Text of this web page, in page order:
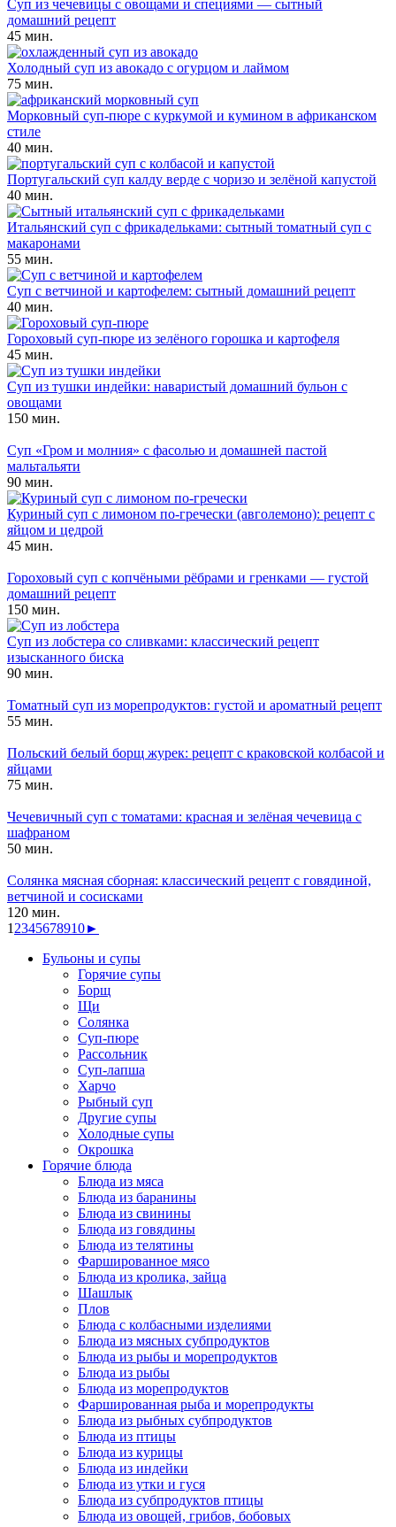
Суп из чечевицы с овощами и специями — сытный
домашний рецепт
45 мин.
Холодный суп из авокадо с огурцом и лаймом
75 мин.
Морковный суп-пюре с куркумой и кумином в африканском
стиле
40 мин.
Португальский суп калду верде с чоризо и зелёной капустой
40 мин.
Итальянский суп с фрикадельками: сытный томатный суп с
макаронами
55 мин.
Суп с ветчиной и картофелем: сытный домашний рецепт
40 мин.
Гороховый суп-пюре из зелёного горошка и картофеля
45 мин.
Суп из тушки индейки: наваристый домашний бульон с
овощами
150 мин.
Суп «Гром и молния» с фасолью и домашней пастой
мальтальяти
90 мин.
Куриный суп с лимоном по-гречески (авголемоно): рецепт с
яйцом и цедрой
45 мин.
Гороховый суп с копчёными рёбрами и гренками — густой
домашний рецепт
150 мин.
Суп из лобстера со сливками: классический рецепт
изысканного биска
90 мин.
Томатный суп из морепродуктов: густой и ароматный рецепт
55 мин.
Польский белый борщ журек: рецепт с краковской колбасой и
яйцами
75 мин.
Чечевичный суп с томатами: красная и зелёная чечевица с
шафраном
50 мин.
Солянка мясная сборная: классический рецепт с говядиной,
ветчиной и сосисками
120 мин.
1 2345678910►
Бульоны и супы
Горячие супы
Борщ
Щи
Солянка
Суп-пюре
Рассольник
Суп-лапша
Харчо
Рыбный суп
Другие супы
Холодные супы
Окрошка
Горячие блюда
Блюда из мяса
Блюда из баранины
Блюда из свинины
Блюда из говядины
Блюда из телятины
Фаршированное мясо
Блюда из кролика, зайца
Шашлык
Плов
Блюда с колбасными изделиями
Блюда из мясных субпродуктов
Блюда из рыбы и морепродуктов
Блюда из рыбы
Блюда из морепродуктов
Фаршированная рыба и морепродукты
Блюда из рыбных субпродуктов
Блюда из птицы
Блюда из курицы
Блюда из индейки
Блюда из утки и гуся
Блюда из субпродуктов птицы
Блюда из овощей, грибов, бобовых